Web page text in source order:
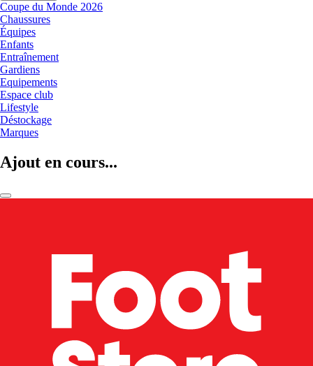
Coupe du Monde 2026
Chaussures
Équipes
Enfants
Entraînement
Gardiens
Equipements
Espace club
Lifestyle
Déstockage
Marques
Ajout en cours...